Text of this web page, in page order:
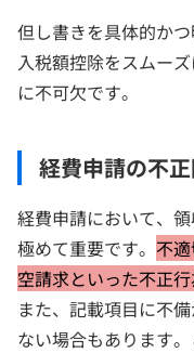
但し書きを具体的か
入税額控除をスムー
に不可欠です。
経費申請の不
経費申請において、
極めて重要です。 不
空請求といった不正
また、記載項目に不
ない場合もあります